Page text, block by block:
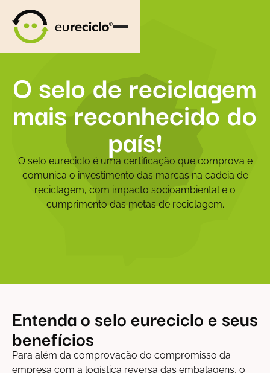
O selo de reciclagem
mais reconhecido do
país!
O selo eureciclo é uma certificação que comprova e
comunica o investimento das marcas na cadeia de
reciclagem, com impacto socioambiental e o
cumprimento das metas de reciclagem.
Entenda o selo eureciclo e seus
benefícios
Para além da comprovação do compromisso da
empresa com a logística reversa das embalagens, o